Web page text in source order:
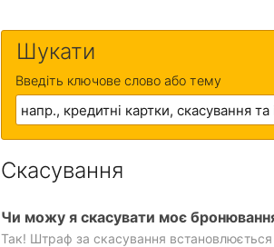
Шукати
Введіть ключове слово або тему
Скасування
Чи можу я скасувати моє
Так! Штраф за скасування встановлюється